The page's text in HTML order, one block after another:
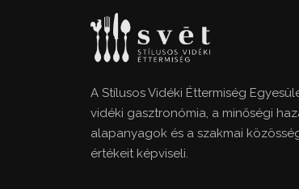
A Stílusos Vidéki Éttermiség
vidéki gasztronómia, a minőségi
alapanyagok és a szakmai
értékeit képviseli.